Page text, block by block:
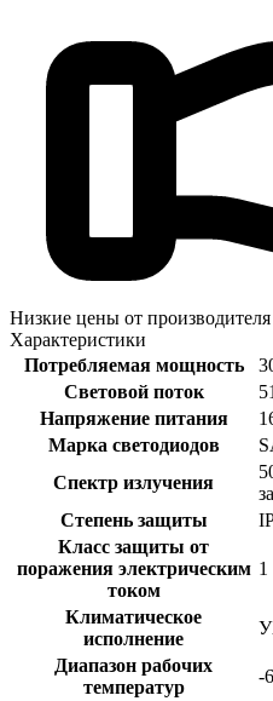
Низкие цены от производителя
Характеристики
Потребляемая мощность
Световой поток
Напряжение питания
Марка светодиодов
Спектр излучения
Степень защиты
Класс защиты от
поражения электрическим
током
1
Климатическое
исполнение
Диапазон рабочих
температур
-